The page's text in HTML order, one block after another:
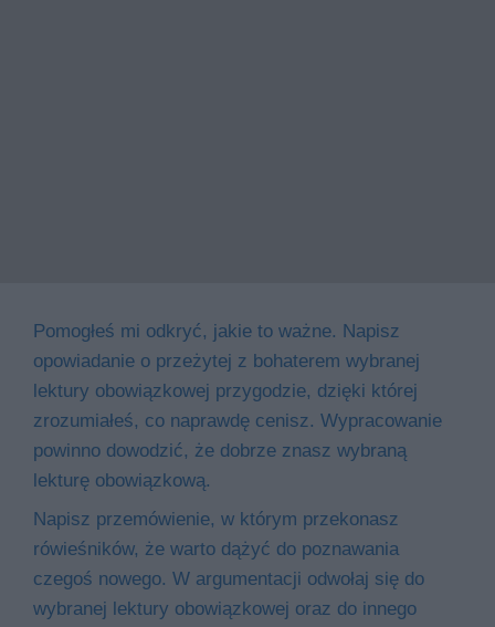
Pomogłeś mi odkryć, jakie to ważne. Napisz
opowiadanie o przeżytej z bohaterem wybranej
lektury obowiązkowej przygodzie, dzięki której
zrozumiałeś, co naprawdę cenisz. Wypracowanie
powinno dowodzić, że dobrze znasz wybraną
lekturę obowiązkową.
Napisz przemówienie, w którym przekonasz
rówieśników, że warto dążyć do poznawania
czegoś nowego. W argumentacji odwołaj się do
wybranej lektury obowiązkowej oraz do innego